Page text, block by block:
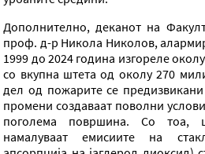
Дополнително, деканот на
проф. д-р Никола Николов,
1999 до 2024 година изгореле
со вкупна штета од околу 270
дел од пожарите се
промени создаваат поволни
поголема површина. Со тоа,
намалуваат емисиите на